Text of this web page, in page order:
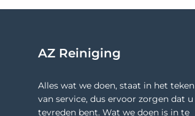
AZ Reiniging
Alles wat we doen, staat in het teken
van service, dus ervoor zorgen dat u
tevreden bent. Wat we doen is in te